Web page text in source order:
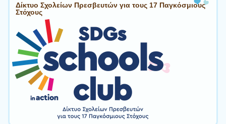
Δίκτυο Σχολείων Πρεσβευτών για τους 17 Παγκόσμιους
Στόχους